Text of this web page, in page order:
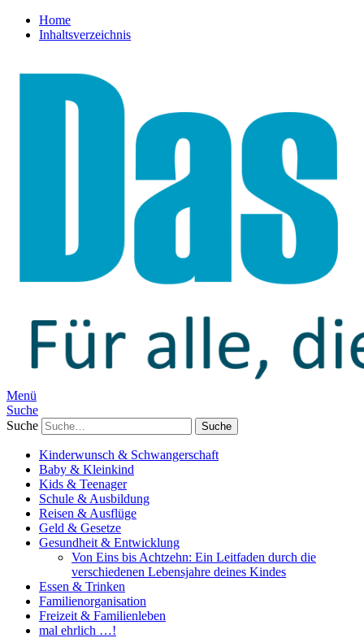
Home
Inhaltsverzeichnis
Menü
Suche
Suche
Kinderwunsch & Schwangerschaft
Baby & Kleinkind
Kids & Teenager
Schule & Ausbildung
Reisen & Ausflüge
Geld & Gesetze
Gesundheit & Entwicklung
Von Eins bis Achtzehn: Ein Leitfaden durch die
verschiedenen Lebensjahre deines Kindes
Essen & Trinken
Familienorganisation
Freizeit & Familienleben
mal ehrlich …!